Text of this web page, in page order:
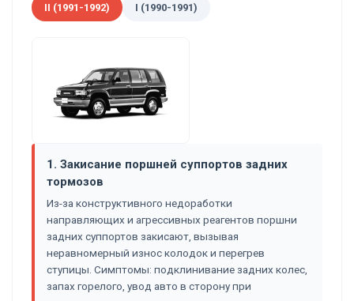
II (1991-1992) I (1990-1991)
1. Закисание поршней суппортов задних
тормозов
Из-за конструктивного недоработки
направляющих и агрессивных реагентов поршни
задних суппортов закисают, вызывая
неравномерный износ колодок и перегрев
ступицы. Симптомы: подклинивание задних колес,
запах горелого, увод авто в сторону при